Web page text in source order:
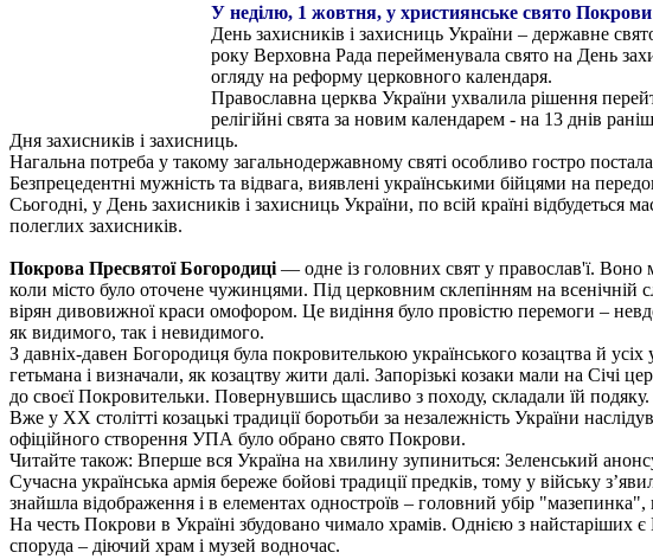
У неділю, 1 жовтня, у християнське свято Покрови
День захисників і захисниць України – державне
року Верховна Рада перейменувала свято на День
огляду на реформу церковного календаря.
Православна церква України ухвалила рішення
релігійні свята за новим календарем - на 13 днів
Дня захисників і захисниць.
Нагальна потреба у такому загальнодержавному святі особливо гостро
Безпрецедентні мужність та відвага, виявлені українськими бійцями на
Сьогодні, у День захисників і захисниць України, по всій країні
полеглих захисників.
Покрова Пресвятої Богородиці — одне із головних свят у православ'ї. Воно
коли місто було оточене чужинцями. Пiд церковним склепiнням на всенічній
вірян дивовижної краси омофором. Це видіння було провістю перемоги –
як видимого, так і невидимого.
З давніх-давен Богородиця була покровителькою українського козацтва й
гетьмана і визначали, як козацтву жити далі. Запорізькі козаки мали на Січі
до своєї Покровительки. Повернувшись щасливо з походу, складали їй подяку.
Вже у ХХ столітті козацькі традиції боротьби за незалежність України
офіційного створення УПА було обрано свято Покрови.
Читайте також: Вперше вся Україна на хвилину зупиниться: Зеленський
Сучасна українська армія береже бойові традиції предків, тому у війську
знайшла відображення і в елементах одностроїв – головний убір
На честь Покрови в Україні збудовано чимало храмів. Однією з найстаріших
споруда – діючий храм і музей водночас.